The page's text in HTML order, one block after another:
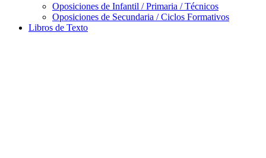
Oposiciones de Infantil / Primaria / Técnicos
Oposiciones de Secundaria / Ciclos Formativos
Libros de Texto